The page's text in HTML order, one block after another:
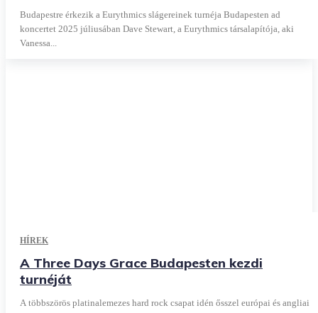
Budapestre érkezik a Eurythmics slágereinek turnéja Budapesten ad
koncertet 2025 júliusában Dave Stewart, a Eurythmics társalapítója, aki
Vanessa...
HÍREK
A Three Days Grace Budapesten kezdi
turnéját
A többszörös platinalemezes hard rock csapat idén ősszel európai és angliai